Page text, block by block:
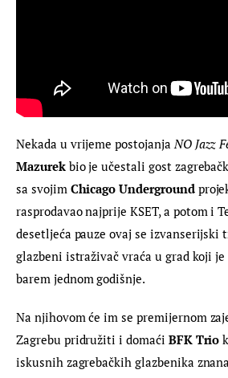
Nekada u vrijeme postojanja NO Jazz
Mazurek bio je učestali gost
sa svojim Chicago Underground
rasprodavao najprije KSET, a potom i
desetljeća pauze ovaj se izvanserijski
glazbeni istraživač vraća u grad koji je
barem jednom godišnje.
Na njihovom će im se premijernom
Zagrebu pridružiti i domaći BFK Trio
iskusnih zagrebačkih glazbenika